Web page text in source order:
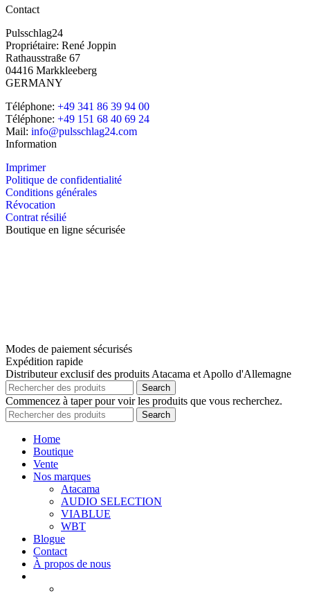
Contact
Pulsschlag24
Propriétaire: René Joppin
Rathausstraße 67
04416 Markkleeberg
GERMANY
Téléphone: +49 341 86 39 94 00
Téléphone: +49 151 68 40 69 24
Mail: info@pulsschlag24.com
Information
Imprimer
Politique de confidentialité
Conditions générales
Révocation
Contrat résilié
Boutique en ligne sécurisée
Modes de paiement sécurisés
Expédition rapide
Distributeur exclusif des produits Atacama et Apollo d'Allemagne
Search
Commencez à taper pour voir les produits que vous recherchez.
Search
Home
Boutique
Vente
Nos marques
Atacama
AUDIO SELECTION
VIABLUE
WBT
Blogue
Contact
À propos de nous